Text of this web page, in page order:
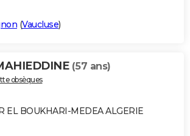
(Vaucluse)
(57 ans)
obsèques
EL BOUKHARI-MEDEA ALGERIE